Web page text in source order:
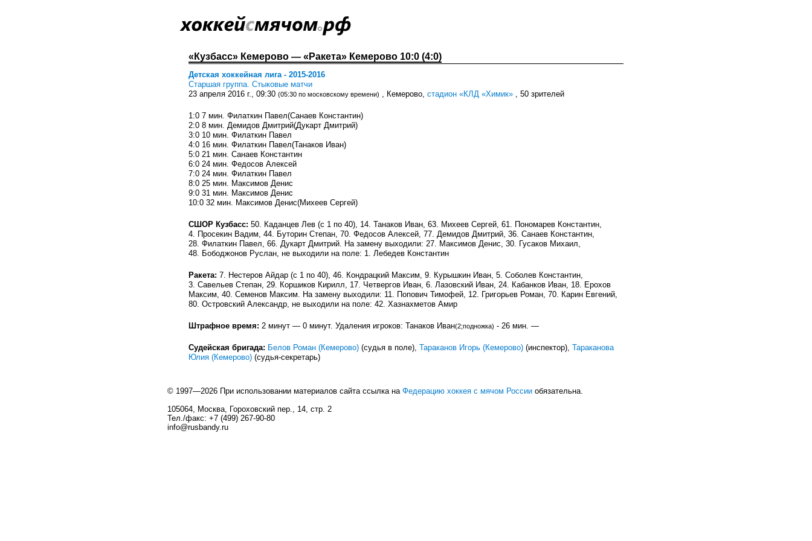
«Кузбасс» Кемерово — «Ракета» Кемерово 10:0 (4:0)
Детская хоккейная лига - 2015-2016
Старшая группа. Стыковые матчи
23 апреля 2016 г., 09:30 (05:30 по московскому времени) , Кемерово, стадион «КЛД «Химик» , 50 зрителей
1:0 7 мин. Филаткин Павел(Санаев Константин)
2:0 8 мин. Демидов Дмитрий(Дукарт Дмитрий)
3:0 10 мин. Филаткин Павел
4:0 16 мин. Филаткин Павел(Танаков Иван)
5:0 21 мин. Санаев Константин
6:0 24 мин. Федосов Алексей
7:0 24 мин. Филаткин Павел
8:0 25 мин. Максимов Денис
9:0 31 мин. Максимов Денис
10:0 32 мин. Максимов Денис(Михеев Сергей)
СШОР Кузбасс: 50. Каданцев Лев (с 1 по 40), 14. Танаков Иван, 63. Михеев Сергей, 61. Пономарев Константин,
4. Просекин Вадим, 44. Буторин Степан, 70. Федосов Алексей, 77. Демидов Дмитрий, 36. Санаев Константин,
28. Филаткин Павел, 66. Дукарт Дмитрий. На замену выходили: 27. Максимов Денис, 30. Гусаков Михаил,
48. Бободжонов Руслан, не выходили на поле: 1. Лебедев Константин
Ракета: 7. Нестеров Айдар (с 1 по 40), 46. Кондрацкий Максим, 9. Курышкин Иван, 5. Соболев Константин,
3. Савельев Степан, 29. Коршиков Кирилл, 17. Четвергов Иван, 6. Лазовский Иван, 24. Кабанков Иван, 18. Ерохов
Максим, 40. Семенов Максим. На замену выходили: 11. Попович Тимофей, 12. Григорьев Роман, 70. Карин Евгений,
80. Островский Александр, не выходили на поле: 42. Хазнахметов Амир
Штрафное время: 2 минут — 0 минут. Удаления игроков: Танаков Иван(2;подножка) - 26 мин. —
Судейская бригада: Белов Роман (Кемерово) (судья в поле), Тараканов Игорь (Кемерово) (инспектор), Тараканова
Юлия (Кемерово) (судья-секретарь)
© 1997—2026 При использовании материалов сайта ссылка на Федерацию хоккея с мячом России обязательна.
105064, Москва, Гороховский пер., 14, стр. 2
Тел./факс: +7 (499) 267-90-80
info@rusbandy.ru